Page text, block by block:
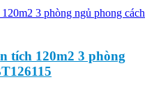
tích 120m2 3 phòng